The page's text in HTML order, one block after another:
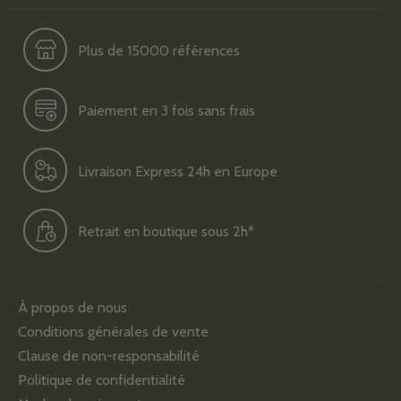
Plus de 15000 références
Paiement en 3 fois sans frais
Livraison Express 24h en Europe
Retrait en boutique sous 2h*
À propos de nous
Conditions générales de vente
Clause de non-responsabilité
Politique de confidentialité